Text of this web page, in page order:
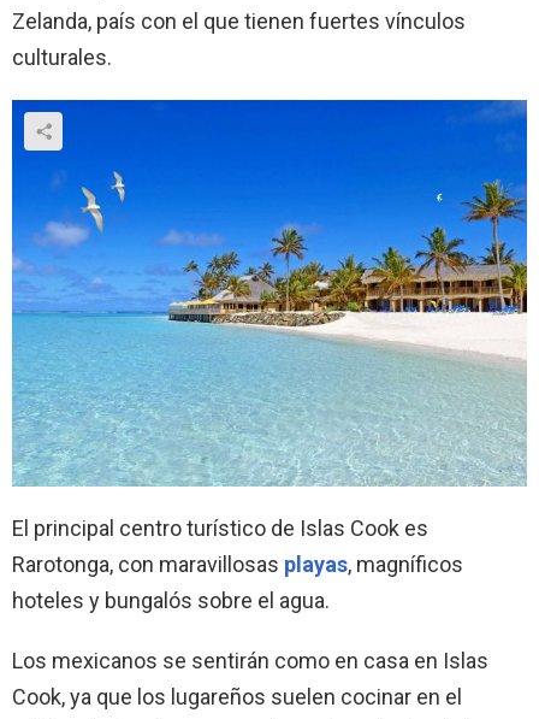
Zelanda, país con el que tienen fuertes vínculos
culturales.
El principal centro turístico de Islas Cook es
Rarotonga, con maravillosas playas, magníficos
hoteles y bungalós sobre el agua.
Los mexicanos se sentirán como en casa en Islas
Cook, ya que los lugareños suelen cocinar en el